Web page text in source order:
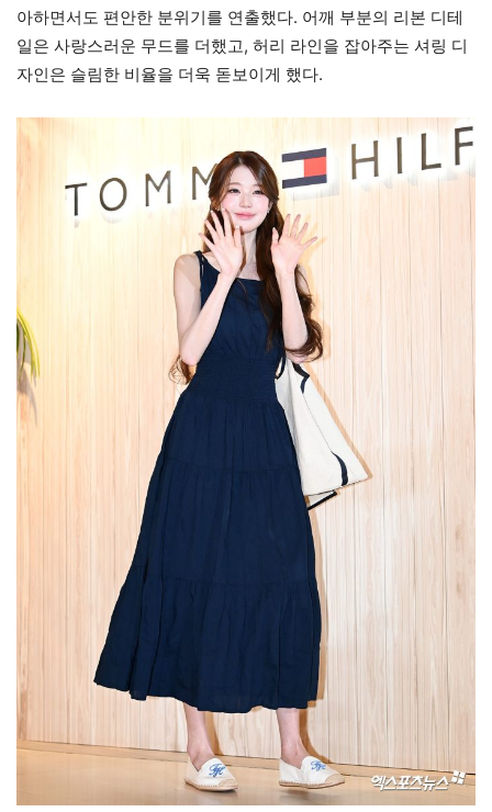
아하면서도 편안한 분위기를 연출했다. 어깨 부분의 리본 디테
일은 사랑스러운 무드를 더했고, 허리 라인을 잡아주는 셔링 디
자인은 슬림한 비율을 더욱 돋보이게 했다.